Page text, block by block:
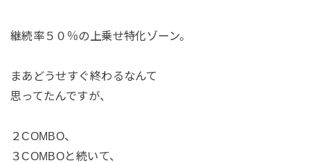
継続率５０％の上乗せ特化ゾーン。
まあどうせすぐ終わるなんて
思ってたんですが、
２COMBO、
３COMBOと続いて、